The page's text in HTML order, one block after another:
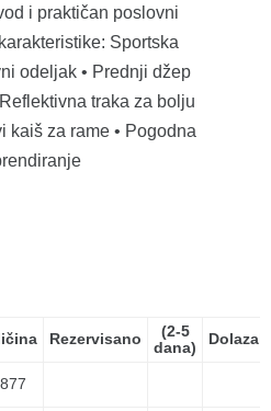
i praktičan poslovni
Sportska
odeljak • Prednji džep
traka za bolju
kaiš za rame • Pogodna
Rezervisano
(2-5
dana)
Dolazak